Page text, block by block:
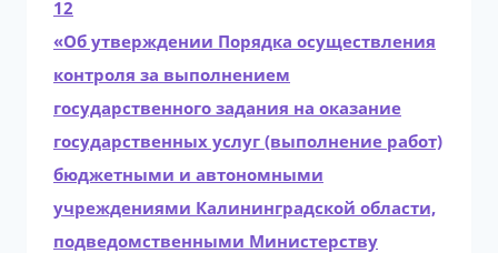
12
«Об утверждении Порядка осуществления
контроля за выполнением
государственного задания на оказание
государственных услуг (выполнение работ)
бюджетными и автономными
учреждениями Калининградской области,
подведомственными Министерству